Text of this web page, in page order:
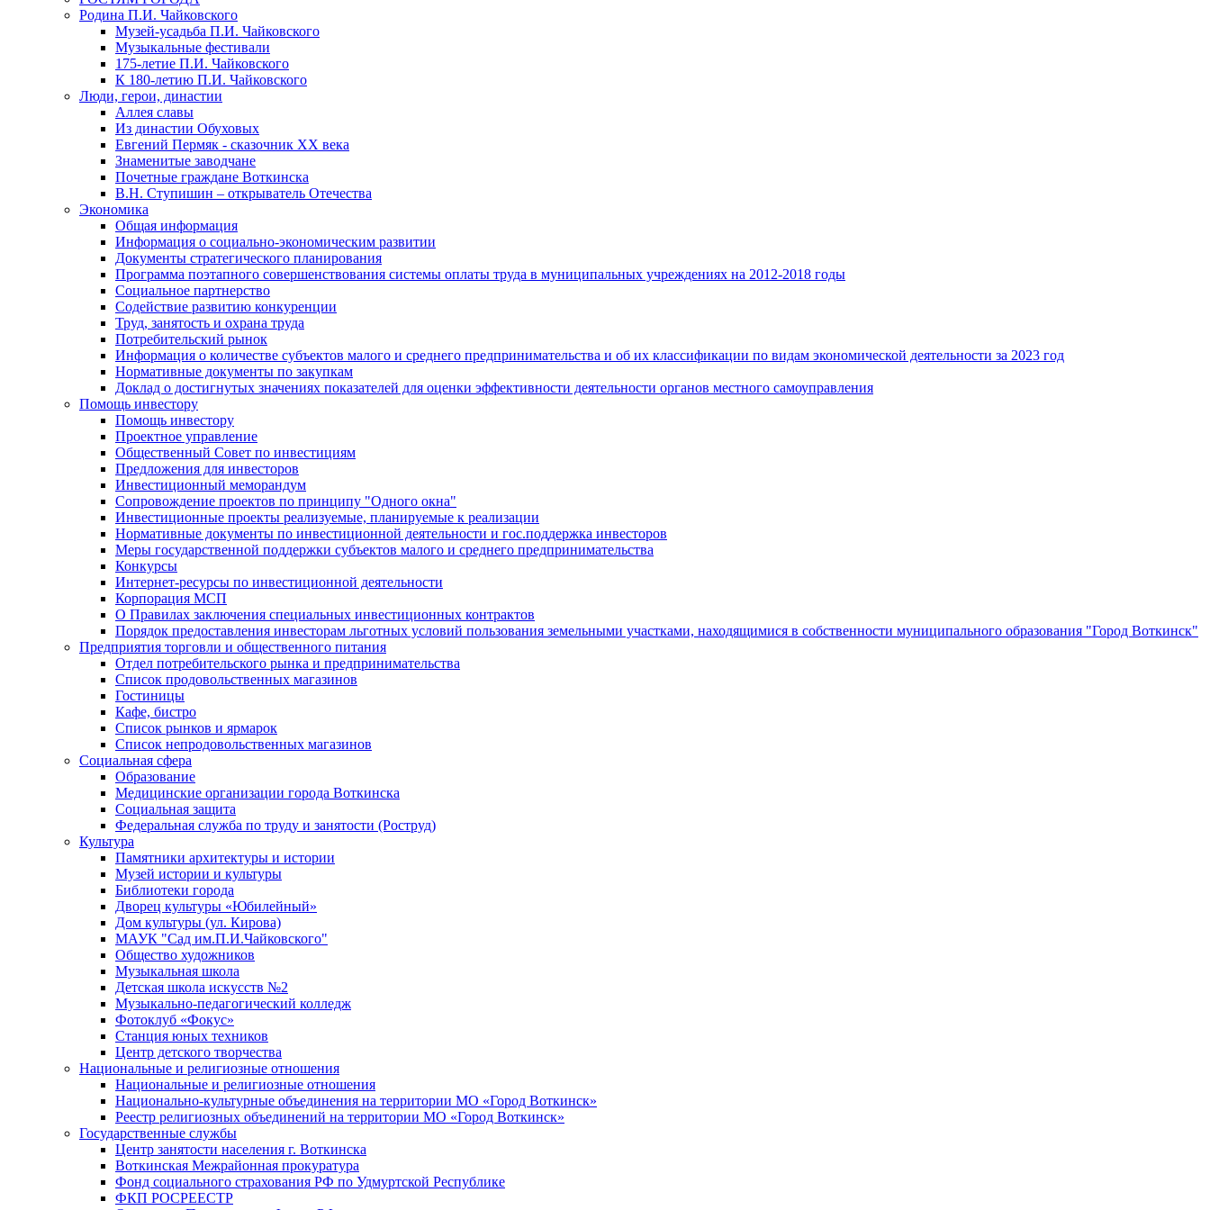
Родина П.И. Чайковского
Музей-усадьба П.И. Чайковского
Музыкальные фестивали
175-летие П.И. Чайковского
К 180-летию П.И. Чайковского
Люди, герои, династии
Аллея славы
Из династии Обуховых
Евгений Пермяк - сказочник XX века
Знаменитые заводчане
Почетные граждане Воткинска
В.Н. Ступишин – открыватель Отечества
Экономика
Общая информация
Информация о социально-экономическим развитии
Документы стратегического планирования
Программа поэтапного совершенствования системы оплаты труда в муниципальных учреждениях на 2012-2018 годы
Социальное партнерство
Содействие развитию конкуренции
Труд, занятость и охрана труда
Потребительский рынок
Информация о количестве субъектов малого и среднего предпринимательства и об их классификации по видам экономической деятельности за 2023 год
Нормативные документы по закупкам
Доклад о достигнутых значениях показателей для оценки эффективности деятельности органов местного самоуправления
Помощь инвестору
Помощь инвестору
Проектное управление
Общественный Совет по инвестициям
Предложения для инвесторов
Инвестиционный меморандум
Сопровождение проектов по принципу "Oдного окна"
Инвестиционные проекты реализуемые, планируемые к реализации
Нормативные документы по инвестиционной деятельности и гос.поддержка инвесторов
Меры государственной поддержки субъектов малого и среднего предпринимательства
Конкурсы
Интернет-ресурсы по инвестиционной деятельности
Корпорация МСП
О Правилах заключения специальных инвестиционных контрактов
Порядок предоставления инвесторам льготных условий пользования земельными участками, находящимися в собственности муниципального образования "Город Воткинск"
Предприятия торговли и общественного питания
Отдел потребительского рынка и предпринимательства
Список продовольственных магазинов
Гостиницы
Кафе, бистро
Cписок рынков и ярмарок
Список непродовольственных магазинов
Социальная сфера
Образование
Медицинские организации города Воткинска
Социальная защита
Федеральная служба по труду и занятости (Роструд)
Культура
Памятники архитектуры и истории
Музей истории и культуры
Библиотеки города
Дворец культуры «Юбилейный»
Дом культуры (ул. Кирова)
МАУК "Сад им.П.И.Чайковского"
Общество художников
Музыкальная школа
Детская школа искусств №2
Музыкально-педагогический колледж
Фотоклуб «Фокус»
Станция юных техников
Центр детского творчества
Национальные и религиозные отношения
Национальные и религиозные отношения
Национально-культурные объединения на территории МО «Город Воткинск»
Реестр религиозных объединений на территории МО «Город Воткинск»
Государственные службы
Центр занятости населения г. Воткинска
Воткинская Межрайонная прокуратура
Фонд социального страхования РФ по Удмуртской Республике
ФКП РОСРЕЕСТР